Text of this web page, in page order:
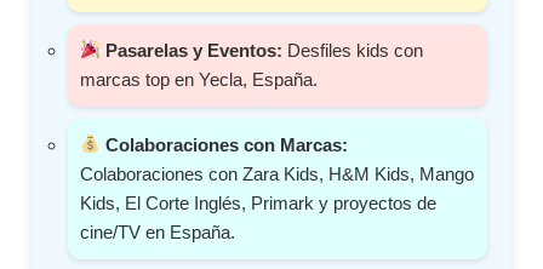
Pasarelas y Eventos: Desfiles kids con
marcas top en Yecla, España.
Colaboraciones con Marcas:
Colaboraciones con Zara Kids, H&M Kids, Mango
Kids, El Corte Inglés, Primark y proyectos de
cine/TV en España.